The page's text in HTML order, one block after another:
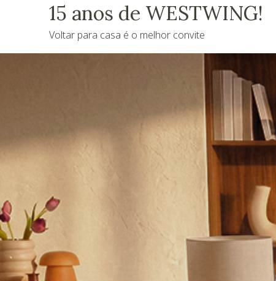
15 anos de WESTWING!
Voltar para casa é o melhor convite